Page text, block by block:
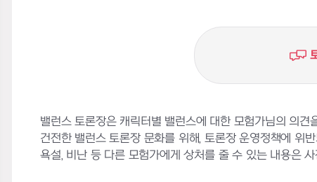
밸런스 토론장은 캐릭터별 밸런스에 대한 모험가님의 의견
건전한 밸런스 토론장 문화를 위해, 토론장 운영정책에 위
욕설, 비난 등 다른 모험가에게 상처를 줄 수 있는 내용은